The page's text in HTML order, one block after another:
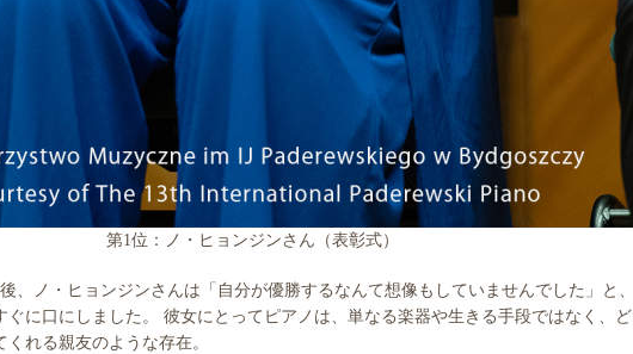
第1位：ノ・ヒョンジンさん（表彰式）
、ノ・ヒョンジンさんは「自分が優勝するなんて想像もしていませんでした」と、
ぐに口にしました。 彼女にとってピアノは、単なる楽器や生きる手段ではなく、ど
れる親友のような存在。